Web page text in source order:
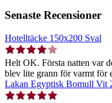
Senaste Recensioner
Hotelltäcke 150x200 Sval
Helt OK. Första natten var
blev lite grann för varmt för
Lakan Egyptisk Bomull Vit